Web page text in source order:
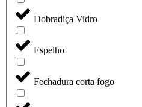
Dobradiça Vidro
Espelho
Fechadura corta fogo